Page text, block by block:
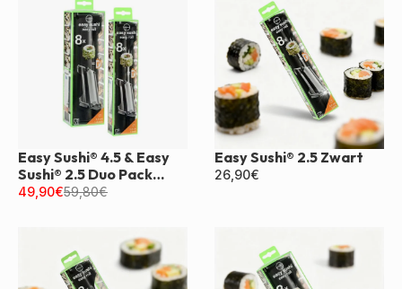
Easy Sushi® 4.5 & Easy
Sushi® 2.5 Duo Pack
Zwart
49,90€59,80€
Easy Sushi® 2.5 Zwart
26,90€